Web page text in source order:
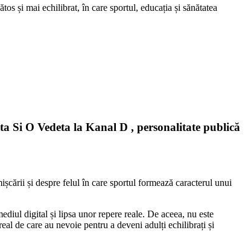
și mai echilibrat, în care sportul, educația și sănătatea
Si O Vedeta la Kanal D , personalitate publică
și despre felul în care sportul formează caracterul unui
digital și lipsa unor repere reale. De aceea, nu este
de care au nevoie pentru a deveni adulți echilibrați și